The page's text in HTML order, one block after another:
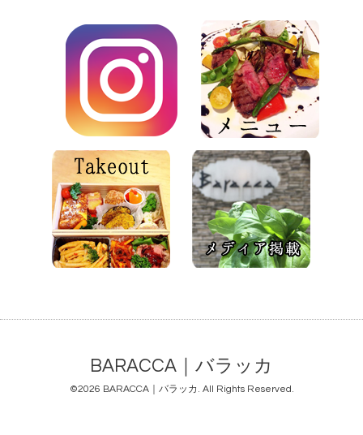
BARACCA｜バラッカ
©2026 BARACCA｜バラッカ . All Rights Reserved.